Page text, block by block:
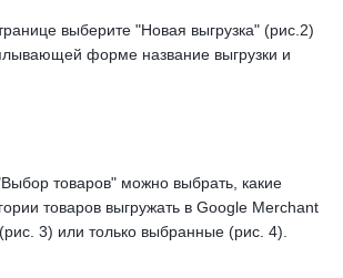
выберите "Новая выгрузка" (рис.2)
форме название выгрузки и
товаров" можно выбрать, какие
товаров выгружать в Google Merchant
3) или только выбранные (рис. 4).